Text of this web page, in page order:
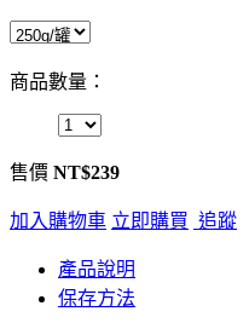
商品數量：
售價 NT$239
加入購物車 立即購買 追蹤
產品說明
保存方法